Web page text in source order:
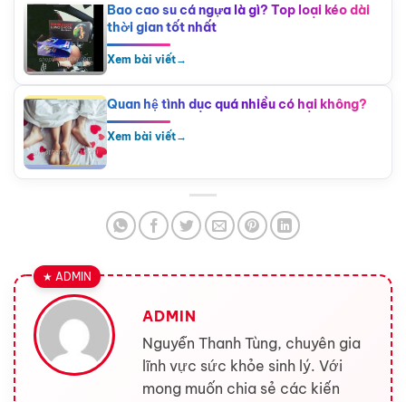
Bao cao su cá ngựa là gì? Top loại kéo dài
thời gian tốt nhất
Xem bài viết→
Quan hệ tình dục quá nhiều có hại không?
Xem bài viết→
ADMIN
Nguyễn Thanh Tùng, chuyên gia
lĩnh vực sức khỏe sinh lý. Với
mong muốn chia sẻ các kiến